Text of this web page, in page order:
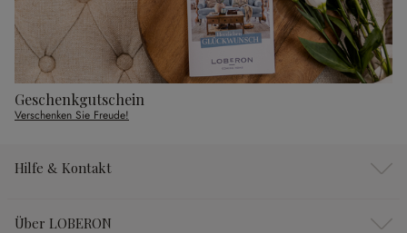
Geschenkgutschein
Verschenken Sie Freude!
Hilfe & Kontakt
Über LOBERON